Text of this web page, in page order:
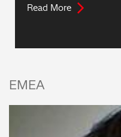
Read More
EMEA